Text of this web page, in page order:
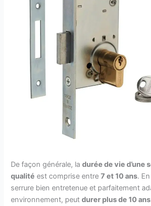
De façon générale, ladurée de vie d’une
qualité est comprise entre7 et 10 ans.
serrure bien entretenue et parfaitement
environnement, peutdurer plus de 10 ans